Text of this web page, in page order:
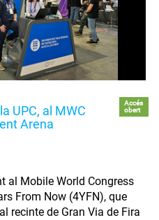
UPC, al MWC
Arena
Accés
obert
al Mobile World Congress
From Now (4YFN), que
recinte de Gran Via de Fira